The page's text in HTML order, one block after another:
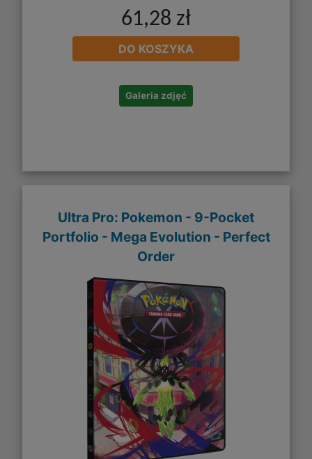
61,28 zł
DO KOSZYKA
Galeria zdjęć
Ultra Pro: Pokemon - 9-Pocket
Portfolio - Mega Evolution - Perfect
Order